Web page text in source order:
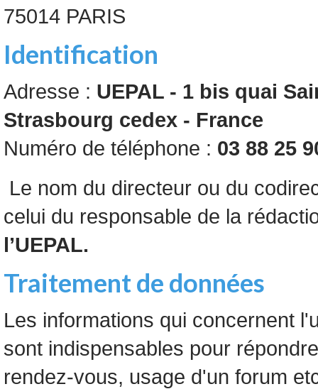
75014 PARIS
Identification
Adresse : UEPAL - 1 bis quai
Strasbourg cedex - France
Numéro de téléphone : 03 88 25
Le nom du directeur ou du
celui du responsable de la
l’UEPAL.
Traitement de données
Les informations qui concernent
sont indispensables pour
rendez-vous, usage d'un forum